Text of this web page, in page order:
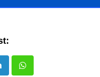
LinkedIn Whatsapp